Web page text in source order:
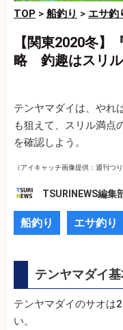
TOP > 船釣り > エサ釣
【関東2020冬】
略 釣趣はスリ
テンヤマダイは、やれ
も狙えて、スリル満点
を確認しよう。
（アイキャッチ画像提供：週刊つ
TSURINEWS編集
船釣り エサ釣り
テンヤマダイ
テンヤマダイのサオは
い。